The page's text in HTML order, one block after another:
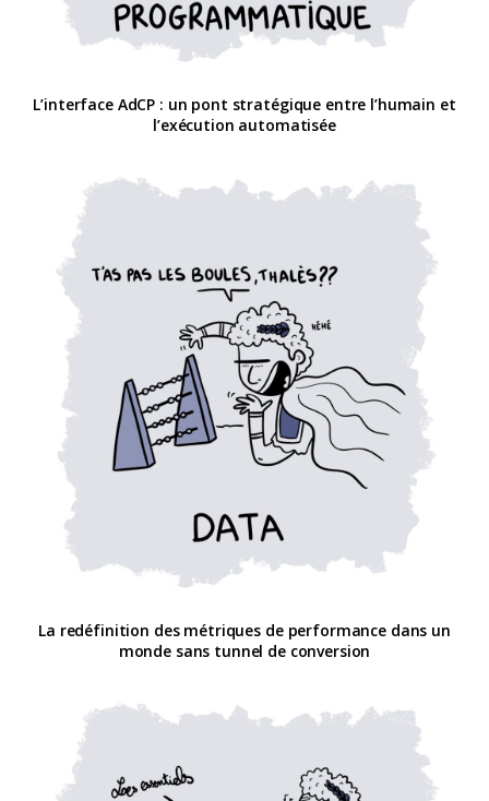
L’interface AdCP : un pont stratégique entre l’humain et
l’exécution automatisée
La redéfinition des métriques de performance dans un
monde sans tunnel de conversion